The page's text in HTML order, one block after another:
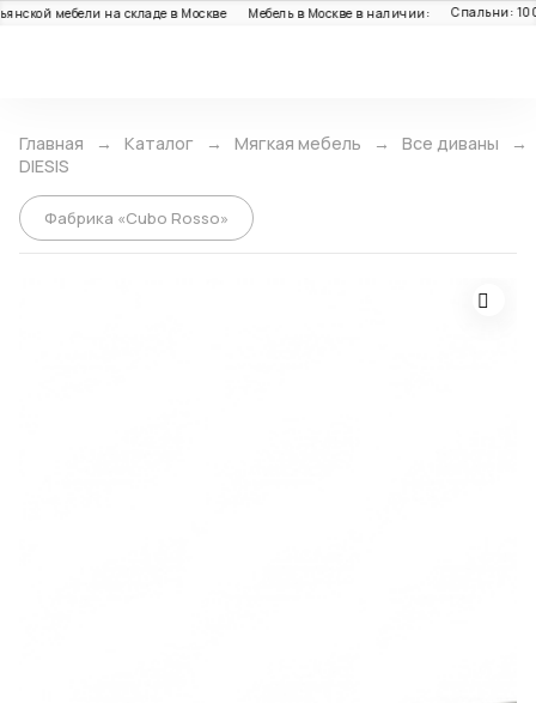
мебели на складе в Москве Мебель в Москве в наличии: Спальни: 100+
Главная Каталог Мягкая мебель
Все диваны
DIESIS
Фабрика «Cubo Rosso»